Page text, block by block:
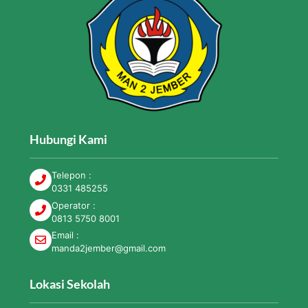
Hubungi Kami
Telepon :
0331 485255
Operator :
0813 5750 8001
Email :
manda2jember@gmail.com
Lokasi Sekolah